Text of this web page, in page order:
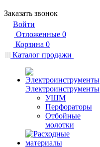
Заказать звонок
Войти
Отложенные 0
Корзина 0
Каталог продажи
Электроинструменты
УШМ
Перфораторы
Отбойные
молотки